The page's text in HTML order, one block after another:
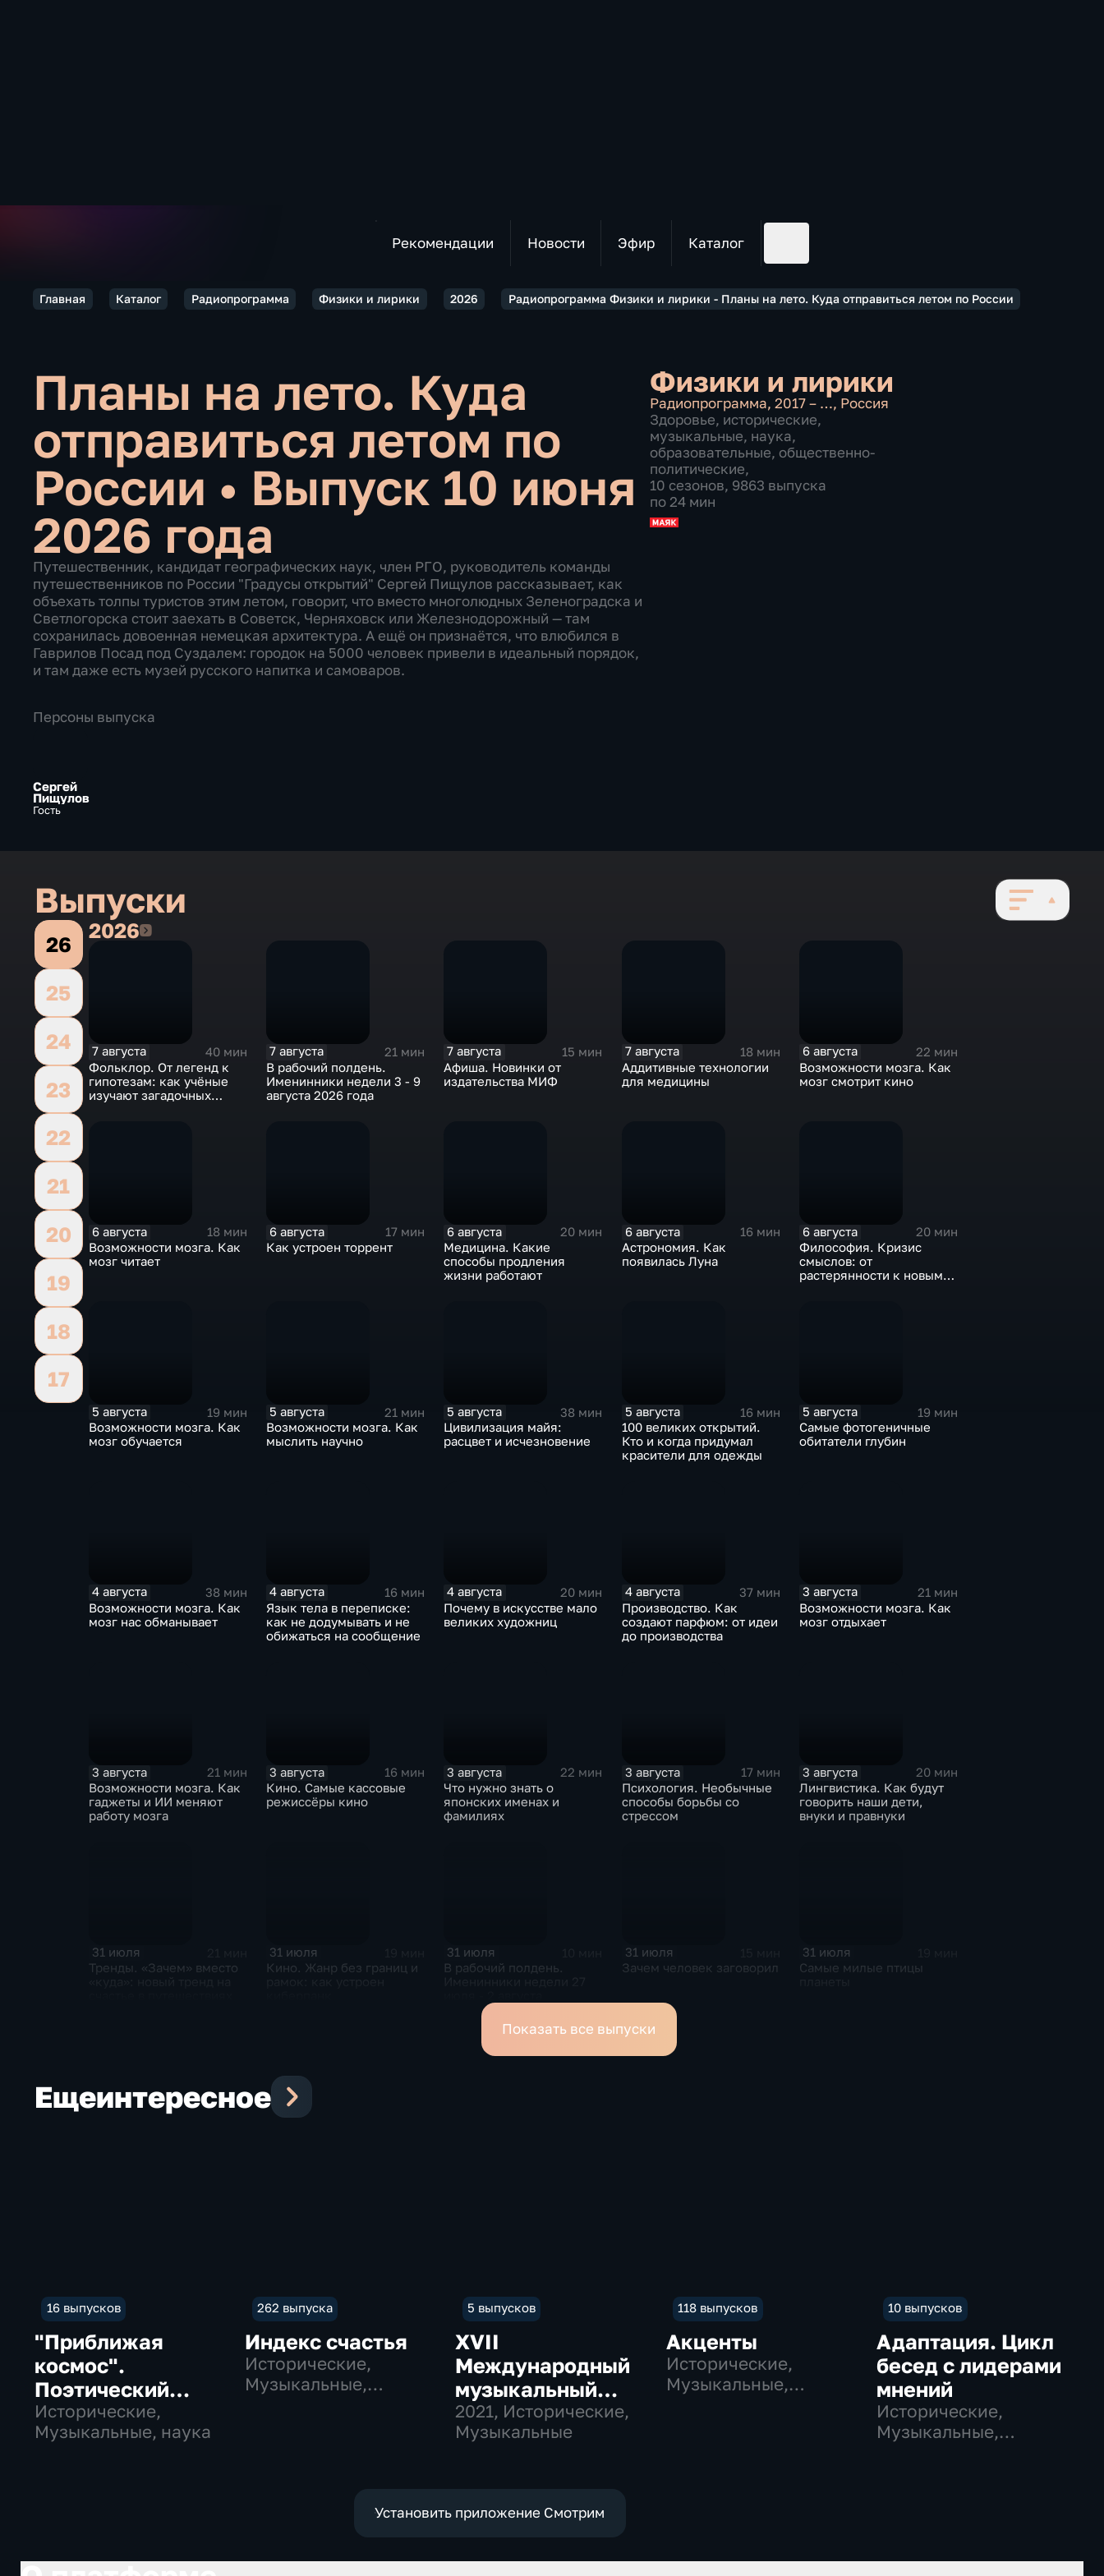
Рекомендации Новости Эфир Каталог
Главная Каталог Радиопрограмма Физики и лирики 2026 Радиопрограмма Физики и лирики - Планы на лето. Куда отправиться летом по России
Планы на лето. Куда
отправиться летом по
России • Выпуск 10 июня
2026 года
Путешественник, кандидат географических наук, член РГО, руководитель команды
путешественников по России "Градусы открытий" Сергей Пищулов рассказывает, как
объехать толпы туристов этим летом, говорит, что вместо многолюдных Зеленоградска и
Светлогорска стоит заехать в Советск, Черняховск или Железнодорожный — там
сохранилась довоенная немецкая архитектура. А ещё он признаётся, что влюбился в
Гаврилов Посад под Суздалем: городок на 5000 человек привели в идеальный порядок,
и там даже есть музей русского напитка и самоваров.
Физики и лирики
Радиопрограмма, 2017 – …, Россия
Здоровье, исторические,
музыкальные, наука,
образовательные, общественно-
политические,
10 сезонов, 9863 выпуска
по 24 мин
Персоны выпуска
Сергей
Пищулов
Гость
Выпуски
26
25
24
23
22
21
20
19
18
17
20262026
7 августа
40 мин
Фольклор. От легенд к
гипотезам: как учёные
изучают загадочных
7 августа
21 мин
В рабочий полдень.
Именинники недели 3 - 9
августа 2026 года
7 августа
15 мин
Афиша. Новинки от
издательства МИФ
7 августа
18 мин
Аддитивные технологии
для медицины
6 августа
22 мин
Возможности мозга. Как
мозг смотрит кино
6 августа
18 мин
Возможности мозга. Как
мозг читает
6 августа
17 мин
Как устроен торрент
6 августа
20 мин
Медицина. Какие
способы продления
жизни работают
6 августа
16 мин
Астрономия. Как
появилась Луна
6 августа
20 мин
Философия. Кризис
смыслов: от
растерянности к новым
5 августа
19 мин
Возможности мозга. Как
мозг обучается
5 августа
21 мин
Возможности мозга. Как
мыслить научно
5 августа
38 мин
Цивилизация майя:
расцвет и исчезновение
5 августа
16 мин
100 великих открытий.
Кто и когда придумал
красители для одежды
5 августа
19 мин
Самые фотогеничные
обитатели глубин
4 августа
38 мин
Возможности мозга. Как
мозг нас обманывает
4 августа
16 мин
Язык тела в переписке:
как не додумывать и не
обижаться на сообщение
4 августа
20 мин
Почему в искусстве мало
великих художниц
4 августа
37 мин
Производство. Как
создают парфюм: от идеи
до производства
3 августа
21 мин
Возможности мозга. Как
мозг отдыхает
3 августа
21 мин
Возможности мозга. Как
гаджеты и ИИ меняют
работу мозга
3 августа
16 мин
Кино. Самые кассовые
режиссёры кино
3 августа
22 мин
Что нужно знать о
японских именах и
фамилиях
3 августа
17 мин
Психология. Необычные
способы борьбы со
стрессом
3 августа
20 мин
Лингвистика. Как будут
говорить наши дети,
внуки и правнуки
31 июля
Тренды. «Зачем» вместо
31 июля
Кино. Жанр без границ и
31 июля
В рабочий полдень.
31 июля
Зачем человек заговорил
31 июля
Самые милые птицы
Показать все выпуски
Ещеинтересное
16 выпусков
"Приближая
космос".
Поэтический
проект
Исторические,
Музыкальные, наука
262 выпуска
Индекс счастья
Исторические,
Музыкальные,
5 выпусков
ХVII
Международный
музыкальный
фестиваль
"Московский
2021, Исторические,
Музыкальные
118 выпусков
Акценты
Исторические,
Музыкальные,
10 выпусков
Адаптация. Цикл
бесед c лидерами
мнений
Исторические,
Музыкальные,
Установить приложение Смотрим